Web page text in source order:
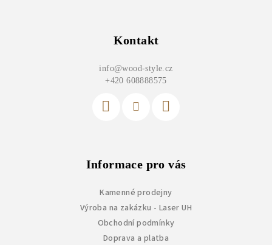
Kontakt
info@wood-style.cz
+420 608888575
Informace pro vás
Kamenné prodejny
Výroba na zakázku - Laser UH
Obchodní podmínky
Doprava a platba